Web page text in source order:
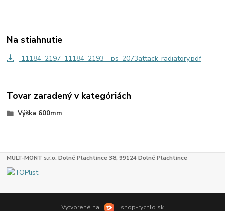
Na stiahnutie
11184_2197_11184_2193__ps_2073attack-radiatory.pdf
Tovar zaradený v kategóriách
Výška 600mm
MULT-MONT s.r.o. Dolné Plachtince 38, 99124 Dolné Plachtince
Vytvorené na Eshop-rychlo.sk